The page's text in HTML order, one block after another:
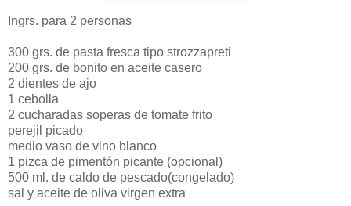
Ingrs. para 2 personas
300 grs. de pasta fresca tipo strozzapreti
200 grs. de bonito en aceite casero
2 dientes de ajo
1 cebolla
2 cucharadas soperas de tomate frito
perejil picado
medio vaso de vino blanco
1 pizca de pimentón picante (opcional)
500 ml. de caldo de pescado(congelado)
sal y aceite de oliva virgen extra